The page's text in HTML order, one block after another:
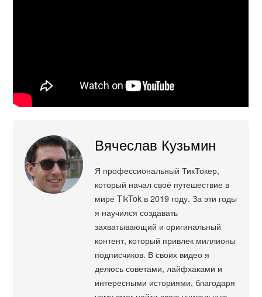
Вячеслав Кузьмин
Я профессиональный ТикТокер,
который начал своё путешествие в
мире TikTok в 2019 году. За эти годы
я научился создавать
захватывающий и оригинальный
контент, который привлек миллионы
подписчиков. В своих видео я
делюсь советами, лайфхаками и
интересными историями, благодаря